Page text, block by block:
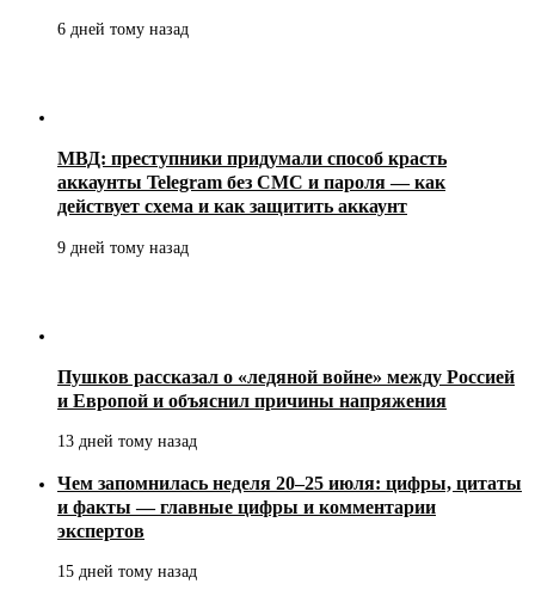
6 дней тому назад
МВД: преступники придумали способ красть
аккаунты Telegram без СМС и пароля — как
действует схема и как защитить аккаунт
9 дней тому назад
Пушков рассказал о «ледяной войне» между Россией
и Европой и объяснил причины напряжения
13 дней тому назад
Чем запомнилась неделя 20–25 июля: цифры, цитаты
и факты — главные цифры и комментарии
экспертов
15 дней тому назад